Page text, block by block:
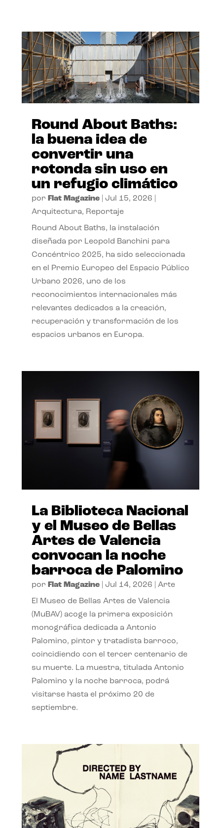
Round About Baths:
la buena idea de
convertir una
rotonda sin uso en
un refugio climático
por Flat Magazine| Jul 15, 2026
Arquitectura, Reportaje
Round About Baths, la instalación
diseñada por Leopold Banchini para
Concéntrico 2025, ha sido seleccionada
en el Premio Europeo del Espacio Público
Urbano 2026, uno de los
reconocimientos internacionales más
relevantes dedicados a la creación,
recuperación y transformación de los
espacios urbanos en Europa.
La Biblioteca Nacional
y el Museo de Bellas
Artes de Valencia
convocan la noche
barroca de Palomino
por Flat Magazine| Jul 14, 2026 Arte
El Museo de Bellas Artes de Valencia
(MuBAV) acoge la primera exposición
monográfica dedicada a Antonio
Palomino, pintor y tratadista barroco,
coincidiendo con el tercer centenario de
su muerte. La muestra, titulada Antonio
Palomino y la noche barroca, podrá
visitarse hasta el próximo 20 de
septiembre.